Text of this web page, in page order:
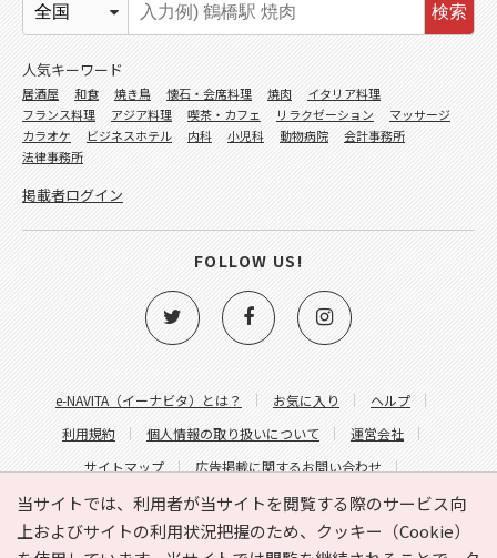
当サイトでは、利用者が当サイトを閲覧する際のサービス向
上およびサイトの利用状況把握のため、クッキー（Cookie）
e-NAVITA（イーナビタ）とは？ お気に入り
ヘルプ
利用規約
個人情報の取り扱いについて
運営会社
サイトマップ
広告掲載に関するお問い合わせ
サイトの内容に関するお問い合わせ
検索
人気キーワード
居酒屋 和食 焼き鳥 懐石・会席料理 焼肉
イタリア料理
フランス料理
アジア料理 喫茶・カフェ リラクゼーション
マッサージ
カラオケ
ビジネスホテル 内科 小児科 動物病院
会計事務所
法律事務所
掲載者ログイン
FOLLOW US!